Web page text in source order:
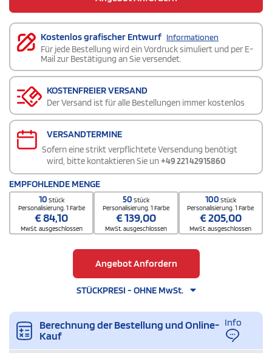
Kostenlos grafischer Entwurf Informationen
Für jede Bestellung wird ein Vordruck simuliert und per E-
Mail zur Bestätigung an Sie versendet.
KOSTENFREIER VERSAND
Der Versand ist für alle Bestellungen immer kostenlos
VERSANDTERMINE
Sofern eine strikt verpflichtete Versendung benötigt
wird, bitte kontaktieren Sie un+49 221 42915860
EMPFOHLENDE MENGE
10 Stück
Personalisierung. 1 Farbe
€84,10
MwSt. ausgeschlossen
50 Stück
Personalisierung. 1 Farbe
€139,00
MwSt. ausgeschlossen
100 Stück
Personalisierung. 1 Farbe
€205,00
MwSt. ausgeschlossen
Angebot Anfordern
STÜCKPRESI - OHNE MwSt.
Berechnung der Bestellung und Online-
Kauf
Info